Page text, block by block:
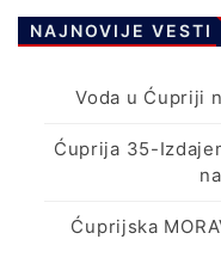
NAJNOVIJE VESTI
Voda u Ćupriji
Ćuprija 35-
Ćuprijska